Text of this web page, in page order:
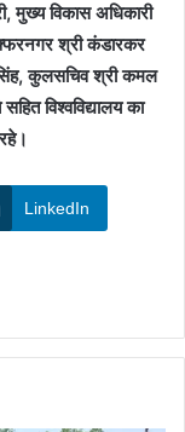
मुख्य विकास अधिकारी
श्री कंडारकर
कुलसचिव श्री कमल
विश्वविद्यालय का
LinkedIn